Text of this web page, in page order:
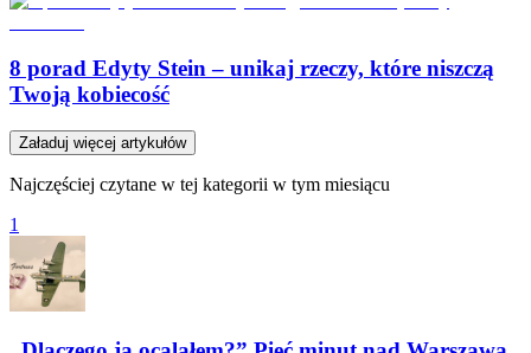
8 porad Edyty Stein – unikaj rzeczy, które niszczą
Twoją kobiecość
Załaduj więcej artykułów
Najczęściej czytane w tej kategorii w tym miesiącu
1